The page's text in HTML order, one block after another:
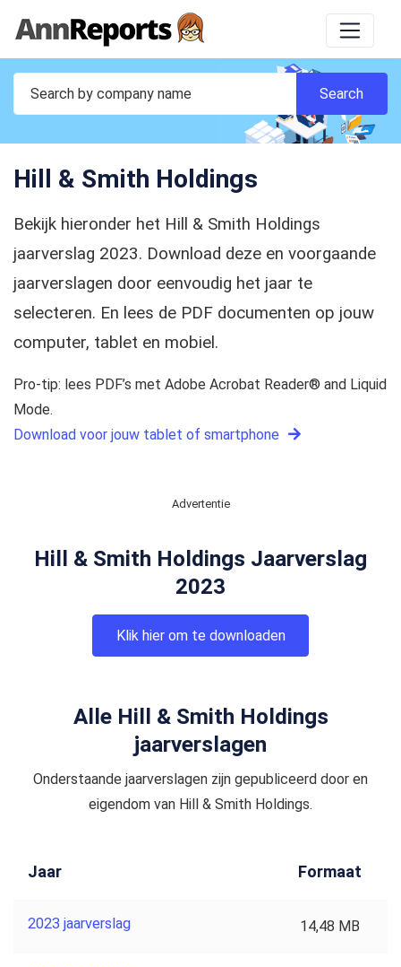
Hill & Smith Holdings
Bekijk hieronder het Hill & Smith Holdings
jaarverslag 2023. Download deze en voorgaande
jaarverslagen door eenvoudig het jaar te
selecteren. En lees de PDF documenten op jouw
computer, tablet en mobiel.
Pro-tip: lees PDF’s met Adobe Acrobat Reader® and Liquid
Mode.
Download voor jouw tablet of smartphone
Advertentie
Hill & Smith Holdings Jaarverslag
2023
Klik hier om te downloaden
Alle Hill & Smith Holdings
jaarverslagen
Onderstaande jaarverslagen zijn gepubliceerd door en
eigendom van Hill & Smith Holdings.
Jaar Formaat
2023 jaarverslag 14,48 MB